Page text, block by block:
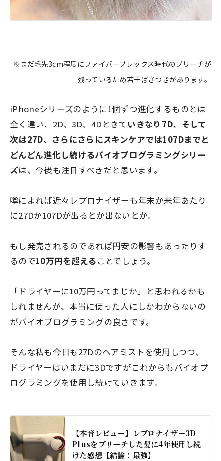
※まだ毛先3cm程度にファイバープレックス時代のブリーチが
残っているため若干ぱさつきがあります。
iPhoneシリーズのように1個ずつ進化するものとは
全く違い、2D、3D、4Dときていきなり7D、そして
次は27D、さらにさらにスキンケアでは107Dまでと
どんどん進化し続けるバイオプログラミングシリー
ズは、今後も注目すべきだと思います。
噂によれば近々レプロナイザーも年末か来年あたり
に27Dか107Dが出るとか出ないとか。
もし発売されるのであれば円安の影響もあったりす
るので10万円を超える ことでしょう。
「ドライヤーに10万円ってまじか」
と思われるかも
しれませんが、本当に使った人にしかわからないの
がバイオプログラミングの良さです。
そんな私も今日も27Dのヘアミストを使用しつつ、
ドライヤーはいまだに3Dですがこれからもバイオプ
ログラミングを使用し続けていきます。
【本音レビュー】レプロナイザー3D
Plusをブリーチした髪に4年使用し続
けた感想【結論：最強】